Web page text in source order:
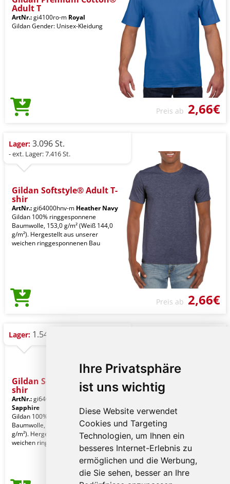
Ihre Privatsphäre
ist uns wichtig
Diese Website verwendet
Cookies und Targeting
Technologien, um Ihnen ein
besseres Internet-Erlebnis zu
ermöglichen und die Werbung,
die Sie sehen, besser an Ihre
Adult T
ArtNr.:gi4100ro-m Royal
Gildan Gender: Unisex-Kleidung
Preis ab 2,66€
Lager: 3.096 St.
- ext. Lager: 7.416 St.
Gildan Softstyle® Adult T-
shir
ArtNr.:gi64000hnv-m Heather Navy
Gildan 100% ringgesponnene
Baumwolle, 153,0 g/m² (Weiß 144,0
g/m²). Hergestellt aus unserer
weichen ringgesponnenen Bau
Preis ab 2,66€
Lager: 1.547 St.
Gildan Softstyle® Adult T-
shir
ArtNr.:gi64000ans-m
Sapphire
Gildan 100% ringgesponnene
Baumwolle, 153,0 g/m² (Weiß 144,0
g/m²). Hergestellt aus unserer
weichen ringgesponnenen Bau